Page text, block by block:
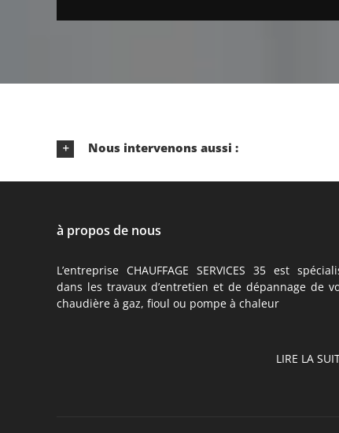
Nous intervenons aussi :
à propos de nous
L’entreprise CHAUFFAGE SERVICES 35 est
dans les travaux d’entretien et de dépannage de
chaudière à gaz, fioul ou pompe à chaleur
LIRE LA